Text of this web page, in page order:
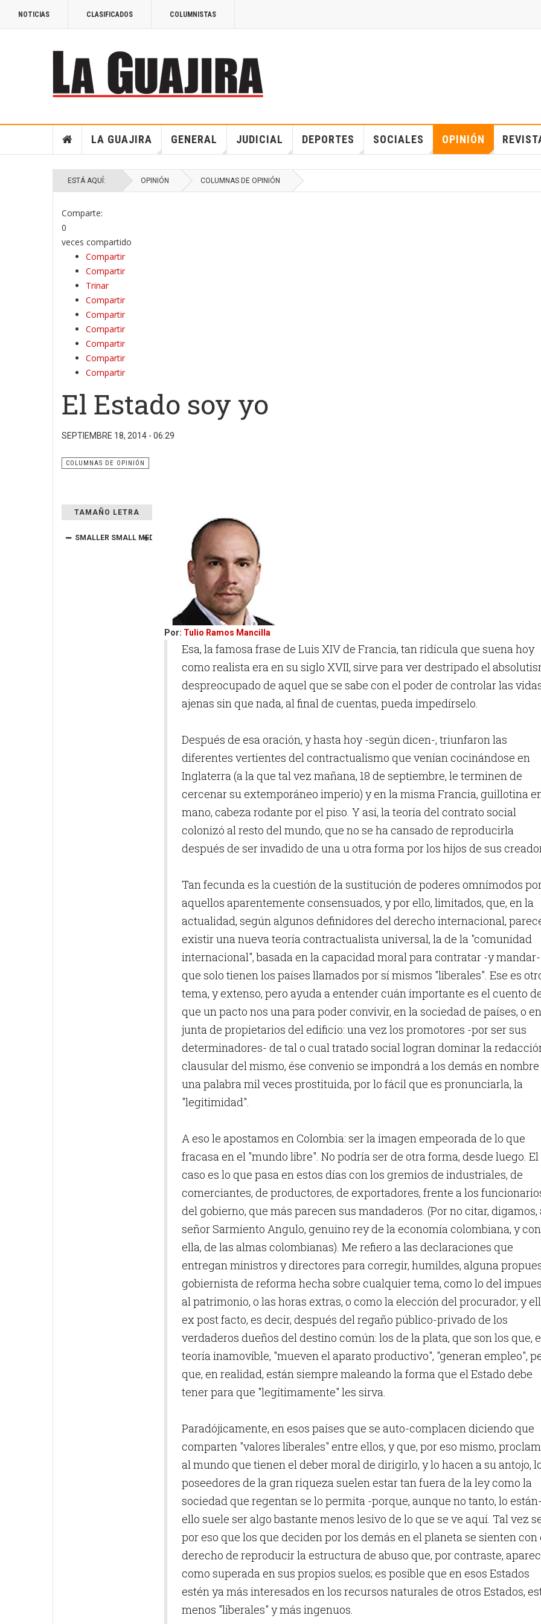
NOTICIAS CLASIFICADOS COLUMNISTAS
LA GUAJIRA GENERAL JUDICIAL DEPORTES SOCIALES OPINIÓN
ESTÁ AQUÍ: OPINIÓN COLUMNAS DE OPINIÓN
Comparte:
0
veces compartido
Compartir
Compartir
Trinar
Compartir
Compartir
Compartir
Compartir
Compartir
Compartir
El Estado soy yo
SEPTIEMBRE 18, 2014 - 06:29
COLUMNAS DE OPINIÓN
TAMAÑO LETRA
SMALLER SMALL MEDIUM BIGGER
Por: Tulio Ramos Mancilla
Esa, la famosa frase de Luis XIV de Francia, tan ridícula que suena hoy
como realista era en su siglo XVII, sirve para ver destripado el
despreocupado de aquel que se sabe con el poder de controlar las
ajenas sin que nada, al final de cuentas, pueda impedírselo.
Después de esa oración, y hasta hoy -según dicen-, triunfaron las
diferentes vertientes del contractualismo que venían cocinándose en
Inglaterra (a la que tal vez mañana, 18 de septiembre, le terminen de
cercenar su extemporáneo imperio) y en la misma Francia, guillotina
mano, cabeza rodante por el piso. Y así, la teoría del contrato social
colonizó al resto del mundo, que no se ha cansado de reproducirla
después de ser invadido de una u otra forma por los hijos de sus
Tan fecunda es la cuestión de la sustitución de poderes omnímodos
aquellos aparentemente consensuados, y por ello, limitados, que, en la
actualidad, según algunos definidores del derecho internacional,
existir una nueva teoría contractualista universal, la de la "comunidad
internacional", basada en la capacidad moral para contratar -y mandar-
que solo tienen los países llamados por sí mismos "liberales". Ese es
tema, y extenso, pero ayuda a entender cuán importante es el cuento
que un pacto nos una para poder convivir, en la sociedad de países, o
junta de propietarios del edificio: una vez los promotores -por ser sus
determinadores- de tal o cual tratado social logran dominar la
clausular del mismo, ése convenio se impondrá a los demás en nombre
una palabra mil veces prostituida, por lo fácil que es pronunciarla, la
"legitimidad".
A eso le apostamos en Colombia: ser la imagen empeorada de lo que
fracasa en el "mundo libre". No podría ser de otra forma, desde luego. El
caso es lo que pasa en estos días con los gremios de industriales, de
comerciantes, de productores, de exportadores, frente a los
del gobierno, que más parecen sus mandaderos. (Por no citar, digamos,
señor Sarmiento Angulo, genuino rey de la economía colombiana, y con
ella, de las almas colombianas). Me refiero a las declaraciones que
entregan ministros y directores para corregir, humildes, alguna
gobiernista de reforma hecha sobre cualquier tema, como lo del
al patrimonio, o las horas extras, o como la elección del procurador; y
ex post facto, es decir, después del regaño público-privado de los
verdaderos dueños del destino común: los de la plata, que son los que,
teoría inamovible, "mueven el aparato productivo", "generan empleo",
que, en realidad, están siempre maleando la forma que el Estado debe
tener para que "legítimamente" les sirva.
Paradójicamente, en esos países que se auto-complacen diciendo que
comparten "valores liberales" entre ellos, y que, por eso mismo,
al mundo que tienen el deber moral de dirigirlo, y lo hacen a su antojo,
poseedores de la gran riqueza suelen estar tan fuera de la ley como la
sociedad que regentan se lo permita -porque, aunque no tanto, lo
ello suele ser algo bastante menos lesivo de lo que se ve aquí. Tal vez
por eso que los que deciden por los demás en el planeta se sienten con
derecho de reproducir la estructura de abuso que, por contraste,
como superada en sus propios suelos; es posible que en esos Estados
estén ya más interesados en los recursos naturales de otros Estados,
menos "liberales" y más ingenuos.